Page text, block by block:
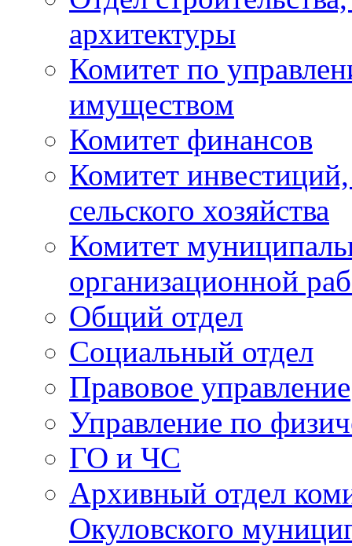
архитектуры
Комитет по
имуществом
Комитет финансов
Комитет
сельского хозяйства
Комитет
организационной
Общий отдел
Социальный отдел
Правовое управление
Управление по
ГО и ЧС
Архивный отдел
Окуловского